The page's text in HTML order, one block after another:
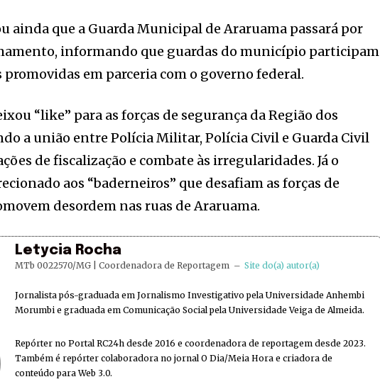
ainda que a Guarda Municipal de Araruama passará por
informando que guardas do município participam
promovidas em parceria com o governo federal.
“like” para as forças de segurança da Região dos
a união entre Polícia Militar, Polícia Civil e Guarda Civil
de fiscalização e combate às irregularidades. Já o
aos “baderneiros” que desafiam as forças de
desordem nas ruas de Araruama.
Letycia Rocha
MTb 0022570/MG | Coordenadora de Reportagem – Site do(a) autor(a)
Jornalista pós-graduada em Jornalismo Investigativo pela Universidade Anhembi
Morumbi e graduada em Comunicação Social pela Universidade Veiga de Almeida.
Repórter no Portal RC24h desde 2016 e coordenadora de reportagem desde 2023.
Também é repórter colaboradora no jornal O Dia/Meia Hora e criadora de
conteúdo para Web 3.0.